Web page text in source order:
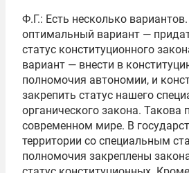
Ф.Г.: Есть несколько
оптимальный вариант —
статус конституционного
вариант — внести в
полномочия автономии, и
закрепить статус нашего
органического закона. Такова
современном мире. В
территории со специальным
полномочия закреплены